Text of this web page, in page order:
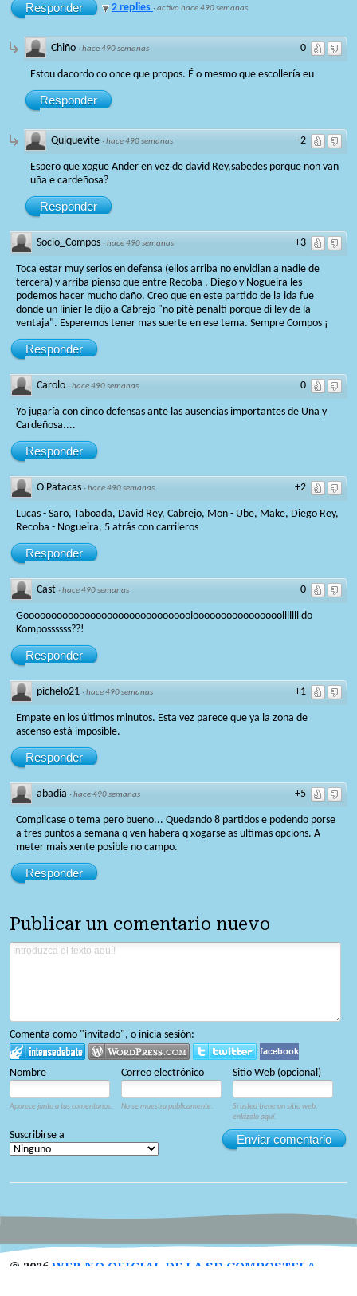
Responder 2 replies ·activo hace 490 semanas
0
Chiño ·hace 490 semanas
Estou dacordo co once que propos. É o mesmo que escollería eu
Responder
-2
Quiquevite ·hace 490 semanas
Espero que xogue Ander en vez de david Rey,sabedes porque non van
uña e cardeñosa?
Responder
+3
Socio_Compos ·hace 490 semanas
Toca estar muy serios en defensa (ellos arriba no envidian a nadie de
tercera) y arriba pienso que entre Recoba , Diego y Nogueira les
podemos hacer mucho daño. Creo que en este partido de la ida fue
donde un linier le dijo a Cabrejo "no pité penalti porque di ley de la
ventaja". Esperemos tener mas suerte en ese tema. Sempre Compos ¡
Responder
0
Carolo ·hace 490 semanas
Yo jugaría con cinco defensas ante las ausencias importantes de Uña y
Cardeñosa....
Responder
+2
O Patacas ·hace 490 semanas
Lucas - Saro, Taboada, David Rey, Cabrejo, Mon - Ube, Make, Diego Rey,
Recoba - Nogueira, 5 atrás con carrileros
Responder
0
Cast ·hace 490 semanas
Gooooooooooooooooooooooooooooooioooooooooooooooolllllll do
Kompossssss??!
Responder
+1
pichelo21 ·hace 490 semanas
Empate en los últimos minutos. Esta vez parece que ya la zona de
ascenso está imposible.
Responder
+5
abadia ·hace 490 semanas
Complicase o tema pero bueno... Quedando 8 partidos e podendo porse
a tres puntos a semana q ven habera q xogarse as ultimas opcions. A
meter mais xente posible no campo.
Responder
Publicar un comentario nuevo
Comenta como "invitado", o inicia sesión:
facebook
Nombre Correo electrónico Sitio Web (opcional)
Aparece junto a tus comentarios. No se muestra públicamente.
Si usted tiene un sitio web,
enlázalo aquí.
Enviar comentario
Suscribirse a
© 2026 WEB NO OFICIAL DE LA SD COMPOSTELA